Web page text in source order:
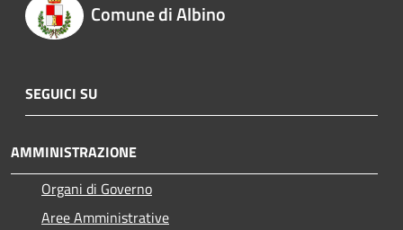
Comune di Albino
SEGUICI SU
AMMINISTRAZIONE
Organi di Governo
Aree Amministrative